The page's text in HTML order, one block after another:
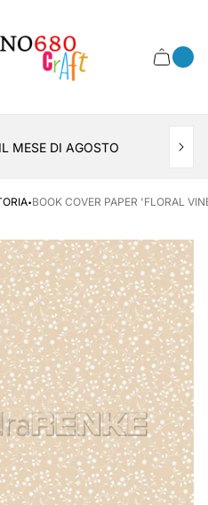
del
negozio
Cassetto
MESE DI AGOSTO
·BOOK COVER PAPER 'FLORAL